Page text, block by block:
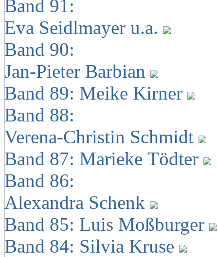
Band 91:
Eva Seidlmayer u.a.
Band 90:
Jan-Pieter Barbian
Band 89: Meike Kirner
Band 88:
Verena-Christin Schmidt
Band 87: Marieke Tödter
Band 86:
Alexandra Schenk
Band 85: Luis Moßburger
Band 84: Silvia Kruse